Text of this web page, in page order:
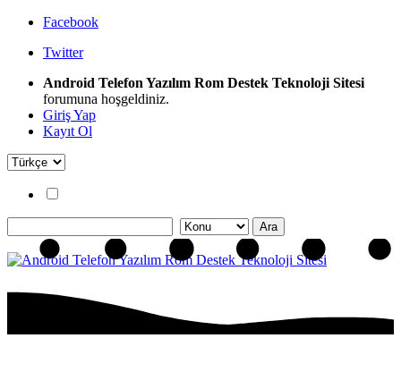
Facebook
Twitter
Android Telefon Yazılım Rom Destek Teknoloji Sitesi
forumuna hoşgeldiniz.
Giriş Yap
Kayıt Ol